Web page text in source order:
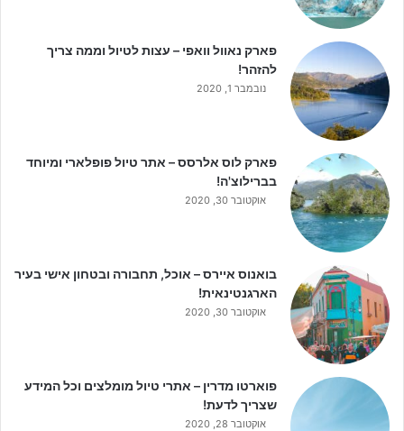
פארק נאוול וואפי – עצות לטיול וממה צריך
להזהר!
נובמבר 1, 2020
פארק לוס אלרסס – אתר טיול פופלארי ומיוחד
בברילוצ'ה!
אוקטובר 30, 2020
בואנוס איירס – אוכל, תחבורה ובטחון אישי בעיר
הארגנטינאית!
אוקטובר 30, 2020
פוארטו מדרין – אתרי טיול מומלצים וכל המידע
שצריך לדעת!
אוקטובר 28, 2020